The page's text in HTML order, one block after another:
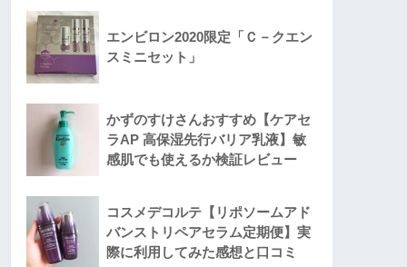
エンビロン2020限定「Ｃ－クエン
スミニセット」
かずのすけさんおすすめ【ケアセ
ラAP 高保湿先行バリア乳液】敏
感肌でも使えるか検証レビュー
コスメデコルテ【リポソームアド
バンストリペアセラム定期便】実
際に利用してみた感想と口コミ